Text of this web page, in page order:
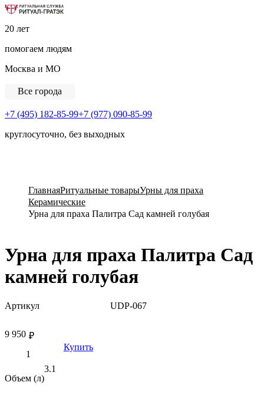
Ритуальная Служба «Ритуал-ГРАТЭК»
20 лет
помогаем людям
Москва и МО
Все города
+7 (495) 182-85-99+7 (977) 090-85-99
круглосуточно, без выходных
ГлавнаяРитуальные товарыУрны для праха
Керамические
Урна для праха Палитра Сад камней голубая
Урна для праха Палитра Сад
камней голубая
Артикул UDP-067
₽
9 950
Купить
Объем (л)
3.1